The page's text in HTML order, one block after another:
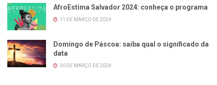
AfroEstima Salvador 2024: conheça o programa
11 DE MARÇO DE 2024
Domingo de Páscoa: saiba qual o significado da
data
30 DE MARÇO DE 2024